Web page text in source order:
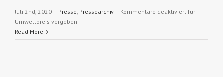
Juli 2nd, 2020 | Presse Pressearchiv | Kommentare deaktiviert für
Umweltpreis vergeben
Read More